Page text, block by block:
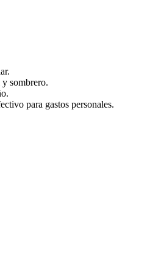
y sombrero.
para gastos personales.